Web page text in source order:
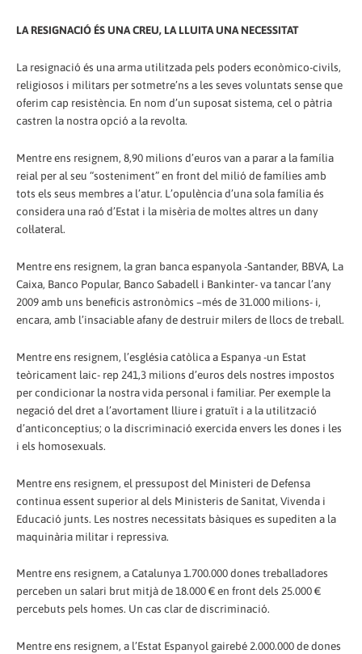
LA RESIGNACIÓ ÉS UNA CREU, LA LLUITA UNA NECESSITAT
La resignació és una arma utilitzada pels poders econòmico-civils,
religiosos i militars per sotmetre’ns a les seves voluntats sense que
oferim cap resistència. En nom d’un suposat sistema, cel o pàtria
castren la nostra opció a la revolta.
Mentre ens resignem, 8,90 milions d’euros van a parar a la família
reial per al seu “sosteniment” en front del milió de famílies amb
tots els seus membres a l’atur. L’opulència d’una sola família és
considera una raó d’Estat i la misèria de moltes altres un dany
col·lateral.
Mentre ens resignem, la gran banca espanyola -Santander, BBVA, La
Caixa, Banco Popular, Banco Sabadell i Bankinter- va tancar l’any
2009 amb uns beneficis astronòmics –més de 31.000 milions- i,
encara, amb l’insaciable afany de destruir milers de llocs de treball.
Mentre ens resignem, l’església catòlica a Espanya -un Estat
teòricament laic- rep 241,3 milions d’euros dels nostres impostos
per condicionar la nostra vida personal i familiar. Per exemple la
negació del dret a l’avortament lliure i gratuït i a la utilització
d’anticonceptius; o la discriminació exercida envers les dones i les
i els homosexuals.
Mentre ens resignem, el pressupost del Ministeri de Defensa
continua essent superior al dels Ministeris de Sanitat, Vivenda i
Educació junts. Les nostres necessitats bàsiques es supediten a la
maquinària militar i repressiva.
Mentre ens resignem, a Catalunya 1.700.000 dones treballadores
perceben un salari brut mitjà de 18.000 € en front dels 25.000 €
percebuts pels homes. Un cas clar de discriminació.
Mentre ens resignem, a l’Estat Espanyol gairebé 2.000.000 de dones